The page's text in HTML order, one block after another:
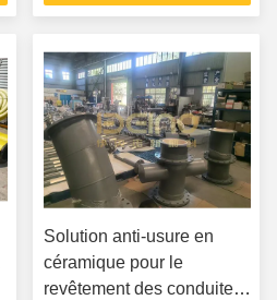
systèmes de transport de
Solution anti-usure en
céramique pour le
revêtement des conduites